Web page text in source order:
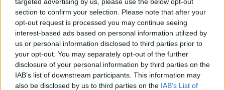
section to confirm your selection. Please note that after your
opt-out request is processed you may continue seeing
interest-based ads based on personal information utilized by
us or personal information disclosed to third parties prior to
your opt-out. You may separately opt-out of the further
disclosure of your personal information by third parties on the
IAB’s list of downstream participants. This information may
also be disclosed by us to third parties on the IAB’s List of
Άρτα: Πυρκαγιά σε υποσταθμό της
ΔΕΗ – Ορατές από 30 χιλιόμετρα οι
λάμψεις